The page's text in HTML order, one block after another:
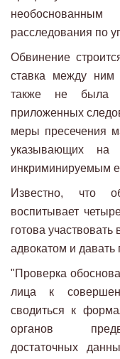
необоснованным
расследования по
Обвинение
ставка между ним
также не была
приложенных
меры пресечения
указывающих на
инкриминируемым
Известно, что
воспитывает
готова
адвокатом и давать
"Проверка
лица к
сводиться к
органов
достаточных